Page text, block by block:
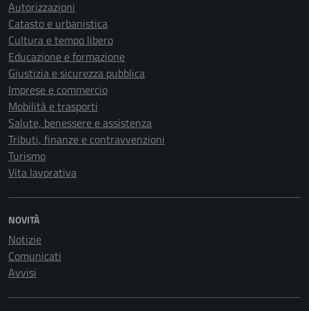
Autorizzazioni
Catasto e urbanistica
Cultura e tempo libero
Educazione e formazione
Giustizia e sicurezza pubblica
Imprese e commercio
Mobilità e trasporti
Salute, benessere e assistenza
Tributi, finanze e contravvenzioni
Turismo
Vita lavorativa
NOVITÀ
Notizie
Comunicati
Avvisi